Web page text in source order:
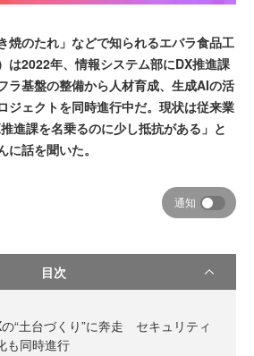
焼のたれ」などで知られるエバラ食品工
は2022年、情報システム部にDX推進課
ラ基盤の整備から人材育成、生成AIの活
ジェクトを同時進行中だ。現状は従来業
進課を名乗るのに少し抵抗がある」と
話を聞いた。
通知
目次
の“土台づくり”に奔走 セキュリティ
も同時進行